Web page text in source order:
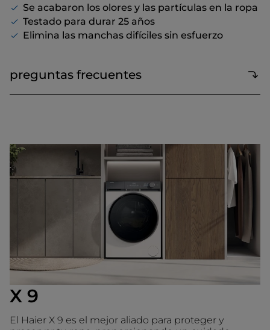
Se acabaron los olores y las partículas en la ropa
Testado para durar 25 años
Elimina las manchas difíciles sin esfuerzo
preguntas frecuentes
X 9
El Haier X 9 es el mejor aliado para proteger y